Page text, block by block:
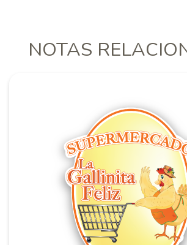
NOTAS